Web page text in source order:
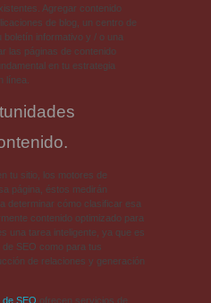
Agregar contenido
de blog, un centro de
informativo y / o una
las páginas de contenido
en tu estrategia
línea.
tu sitio, los motores de
página, éstos medirán
determinar cómo clasificar esa
contenido optimizado para
una tarea inteligente, ya que es
SEO como para tus
de relaciones y generación
SEO ofrecen servicios de